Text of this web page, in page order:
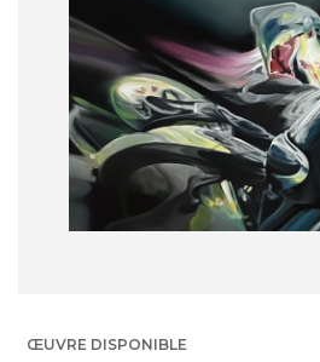
ŒUVRE DISPONIBLE